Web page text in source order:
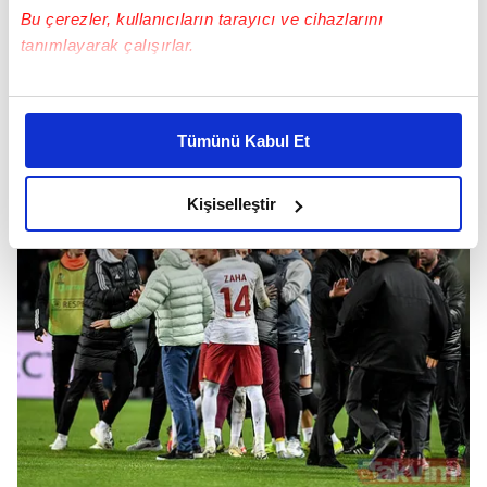
Bu çerezler, kullanıcıların tarayıcı ve cihazlarını
tanımlayarak çalışırlar.
Bu çerezlere izin vermeniz halinde sizlere özel
daha iyi reklam deneyimi yaşatabiliriz. Bunu yaparken
amacımızın size daha iyi bir reklam deneyimi sunmak
olduğunu ve sizlere en iyi içerikleri sunabilmek adına
elimizden gelen çabayı gösterdiğimizi ve bu noktada,
reklamların maliyetlerimizi karşılamak noktasında tek gelir
kalemimiz olduğunu sizlere hatırlatmak isteriz.
Her halükârda, kullanıcılar, bu çerezlere izin vermedikleri
takdirde, kullanıcılara hedefli reklamlar
gösterilmeyecektir."
Sizlere daha iyi bir hizmet sunabilmek için İnternet
Sitemizde kendimize ve üçüncü kişilere ait çerezler
Tümünü Kabul Et
Kişiselleştir
Bu sırada olaya müdahale etmek isteyen Teknik
gösterdi.